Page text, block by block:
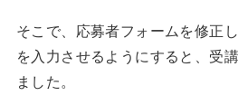
そこで、応募者フォームを修正
を入力させるようにすると、受
ました。